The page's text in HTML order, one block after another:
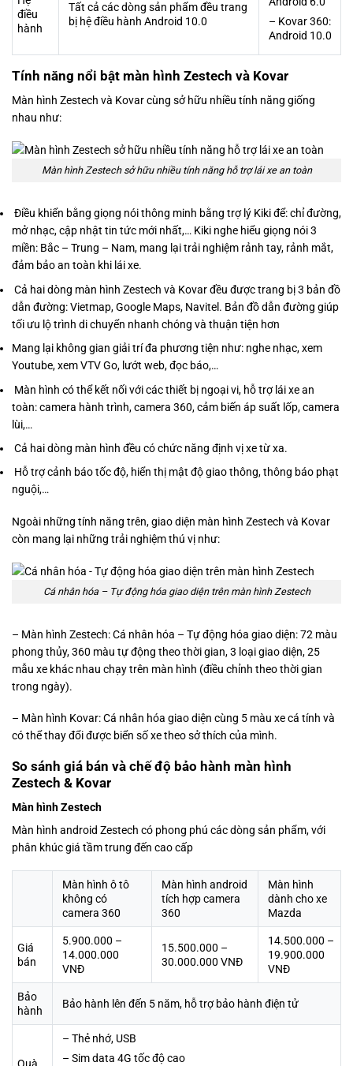
điều
hành
Tất cả các dòng sản phẩm đều trang
bị hệ điều hành Android 10.0
– Kovar 360:
Android 10.0
Tính năng nổi bật màn hình Zestech và Kovar
Màn hình Zestech và Kovar cùng sở hữu nhiều tính năng giống
nhau như:
Màn hình Zestech sở hữu nhiều tính năng hỗ trợ lái xe an toàn
Điều khiển bằng giọng nói thông minh bằng trợ lý Kiki để: chỉ đường,
mở nhạc, cập nhật tin tức mới nhất,… Kiki nghe hiểu giọng nói 3
miền: Bắc – Trung – Nam, mang lại trải nghiệm rảnh tay, rảnh mắt,
đảm bảo an toàn khi lái xe.
Cả hai dòng màn hình Zestech và Kovar đều được trang bị 3 bản đồ
dẫn đường: Vietmap, Google Maps, Navitel. Bản đồ dẫn đường giúp
tối ưu lộ trình di chuyển nhanh chóng và thuận tiện hơn
Mang lại không gian giải trí đa phương tiện như: nghe nhạc, xem
Youtube, xem VTV Go, lướt web, đọc báo,…
Màn hình có thể kết nối với các thiết bị ngoại vi, hỗ trợ lái xe an
toàn: camera hành trình, camera 360, cảm biến áp suất lốp, camera
lùi,…
Cả hai dòng màn hình đều có chức năng định vị xe từ xa.
Hỗ trợ cảnh báo tốc độ, hiển thị mật độ giao thông, thông báo phạt
nguội,…
Ngoài những tính năng trên, giao diện màn hình Zestech và Kovar
còn mang lại những trải nghiệm thú vị như:
Cá nhân hóa – Tự động hóa giao diện trên màn hình Zestech
– Màn hình Zestech: Cá nhân hóa – Tự động hóa giao diện: 72 màu
phong thủy, 360 màu tự động theo thời gian, 3 loại giao diện, 25
mẫu xe khác nhau chạy trên màn hình (điều chỉnh theo thời gian
trong ngày).
– Màn hình Kovar: Cá nhân hóa giao diện cùng 5 màu xe cá tính và
có thể thay đổi được biển số xe theo sở thích của mình.
So sánh giá bán và chế độ bảo hành màn hình
Zestech & Kovar
Màn hình Zestech
Màn hình android Zestech có phong phú các dòng sản phẩm, với
phân khúc giá tầm trung đến cao cấp
Màn hình ô tô
không có
camera 360
Màn hình android
tích hợp camera
360
Màn hình
dành cho xe
Mazda
Giá
bán
5.900.000 –
14.000.000
VNĐ
15.500.000 –
30.000.000 VNĐ
14.500.000 –
19.900.000
VNĐ
Bảo
hành
Bảo hành lên đến 5 năm, hỗ trợ bảo hành điện tử
– Thẻ nhớ, USB
– Sim data 4G tốc độ cao